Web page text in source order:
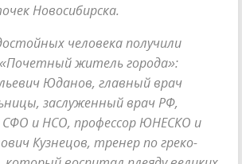
Новосибирска.
человека получили
«Почетный житель города»:
Юданов, главный врач
заслуженный врач РФ,
СФО и НСО, профессор ЮНЕСКО и
Кузнецов, тренер по греко-